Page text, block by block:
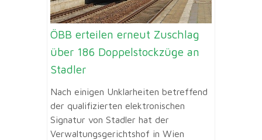
ÖBB erteilen erneut Zuschlag
über 186 Doppelstockzüge an
Stadler
Nach einigen Unklarheiten betreffend
der qualifizierten elektronischen
Signatur von Stadler hat der
Verwaltungsgerichtshof in Wien